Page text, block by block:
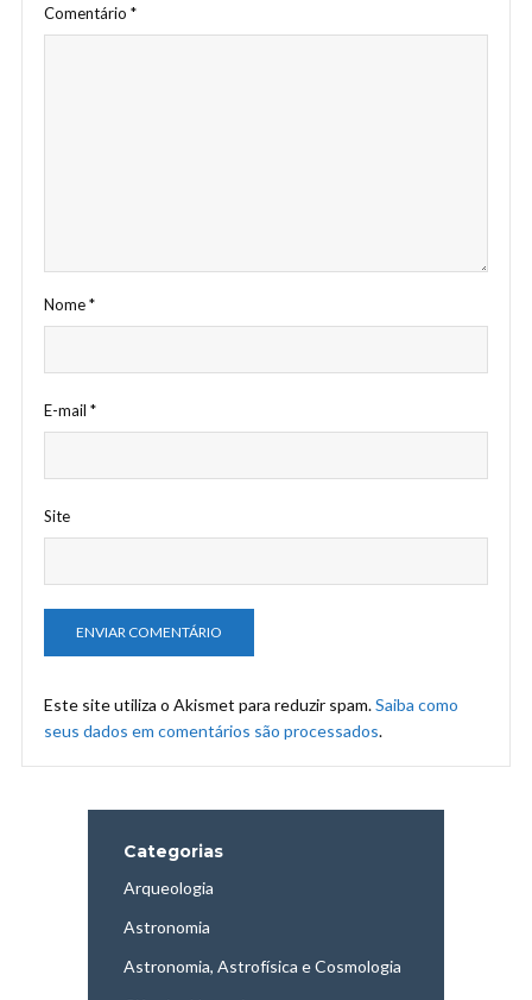
Comentário *
Nome*
E-mail *
Site
Este site utiliza o Akismet para reduzir spam.Saiba como
seus dados em comentários são processados.
Categorias
Arqueologia
Astronomia
Astronomia, Astrofísica e Cosmologia